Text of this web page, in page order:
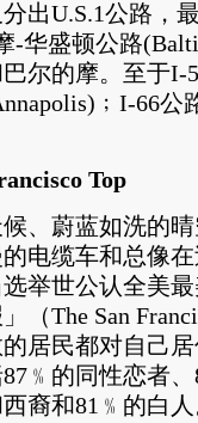
出U.S.1公路，
-华盛顿公路
尔的摩。至于I-
66公
Top
蔚蓝如洗的晴
电缆车和总像
举世公认全美
（The San
居民都对自己
的同性恋者
裔和81﹪的白